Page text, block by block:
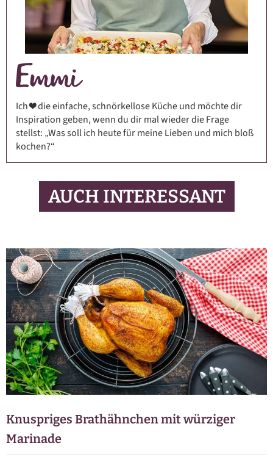
Ich ❤️ die einfache, schnörkellose Küche und möchte dir
Inspiration geben, wenn du dir mal wieder die Frage
stellst: „Was soll ich heute für meine Lieben und mich bloß
kochen?“
AUCH INTERESSANT
Knuspriges Brathähnchen mit würziger
Marinade